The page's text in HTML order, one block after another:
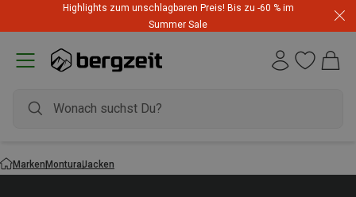
Highlights zum unschlagbaren Preis! Bis zu -60 % im
Summer Sale
MarkenMonturaJacken